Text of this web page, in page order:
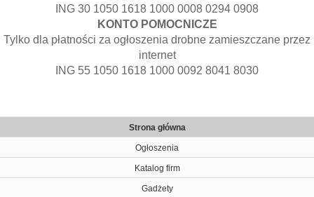
ING 30 1050 1618 1000 0008 0294 0908
KONTO POMOCNICZE
Tylko dla płatności za ogłoszenia drobne zamieszczane przez
internet
ING 55 1050 1618 1000 0092 8041 8030
Strona główna
Ogłoszenia
Katalog firm
Gadżety